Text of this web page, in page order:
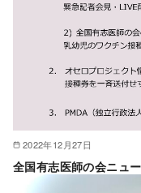
2022年12月27日
全国有志医師の会ニュ